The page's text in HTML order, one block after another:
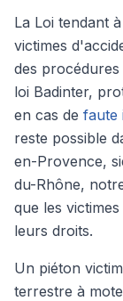
La Loi tendant
victimes
des procédures
loi Badinter,
en cas de faute
reste possible
en-Provence,
du-Rhône,
que les
leurs droits.
Un piéton
terrestre à